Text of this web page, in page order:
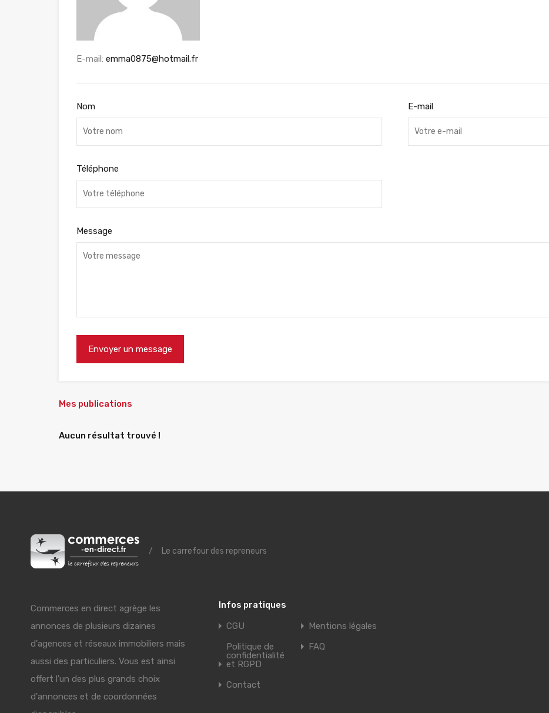
E-mail: emma0875@hotmail.fr
Nom E-mail
Téléphone
Message
Mes publications
Aucun résultat trouvé !
/ Le carrefour des repreneurs
Commerces en direct agrège les
annonces de plusieurs dizaines
d'agences et réseaux immobiliers mais
aussi des particuliers. Vous est ainsi
offert l'un des plus grands choix
d'annonces et de coordonnées
Infos pratiques
CGU
Mentions légales
Politique de
confidentialité
et RGPD
FAQ
Contact